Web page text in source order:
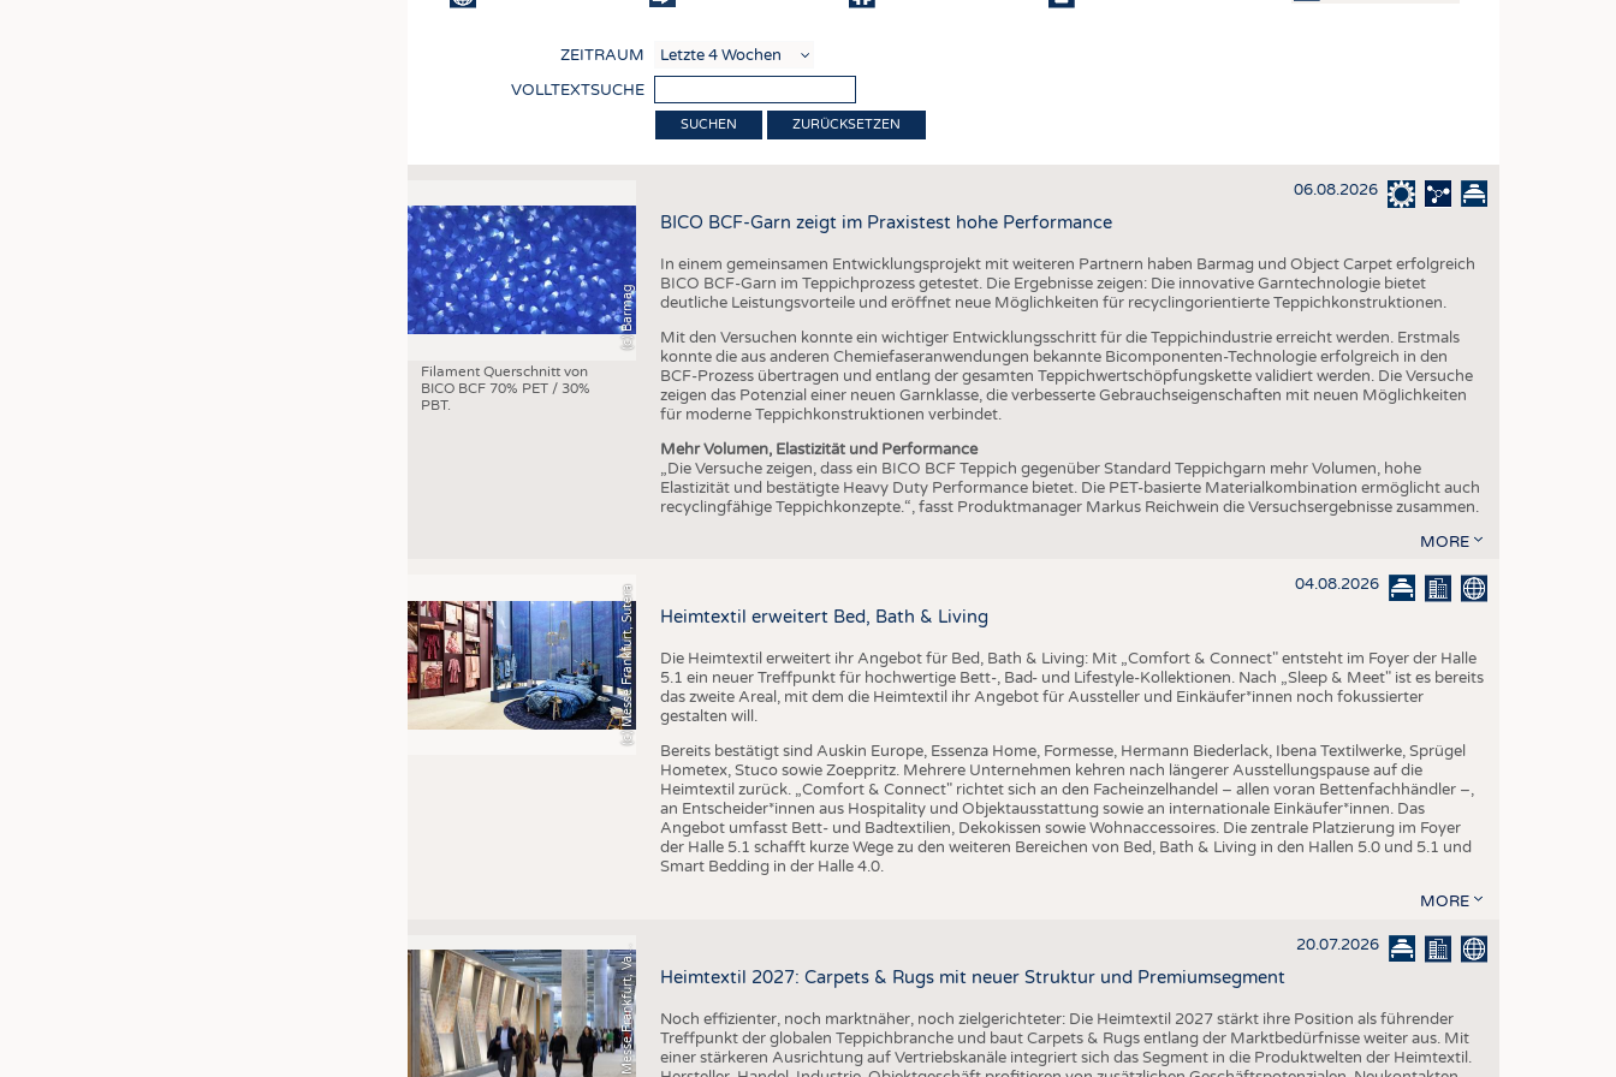
NACHHALTIGKEIT
KREISLAUFWIRTSCHAFT
TECHNISCHE TEXTILIEN
SMART TEXTILES
MEDIZIN
BEKLEIDUNG
TESTS
KRÜGER PERSONAL HEADHUNTING
PRAKTIKA & AUSBILDUNGEN
AUSSCHREIBUNGEN
DTV AUSSCHREIBUNGSDIENST
DAUNENCHECK
TERMINE
ZEITRAUM
VOLLTEXTSUCHE
ZURÜCKSETZEN
(c) Barmag
Filament Querschnitt von
BICO BCF 70% PET / 30%
PBT.
06.08.2026
BICO BCF-Garn zeigt im Praxistest hohe Performance
In einem gemeinsamen Entwicklungsprojekt mit weiteren Partnern haben Barmag und Object Carpet erfolgreich
BICO BCF-Garn im Teppichprozess getestet. Die Ergebnisse zeigen: Die innovative Garntechnologie bietet
deutliche Leistungsvorteile und eröffnet neue Möglichkeiten für recyclingorientierte Teppichkonstruktionen.
Mit den Versuchen konnte ein wichtiger Entwicklungsschritt für die Teppichindustrie erreicht werden. Erstmals
konnte die aus anderen Chemiefaseranwendungen bekannte Bicomponenten-Technologie erfolgreich in den
BCF-Prozess übertragen und entlang der gesamten Teppichwertschöpfungskette validiert werden. Die Versuche
zeigen das Potenzial einer neuen Garnklasse, die verbesserte Gebrauchseigenschaften mit neuen Möglichkeiten
für moderne Teppichkonstruktionen verbindet.
Mehr Volumen, Elastizität und Performance
„Die Versuche zeigen, dass ein BICO BCF Teppich gegenüber Standard Teppichgarn mehr Volumen, hohe
Elastizität und bestätigte Heavy Duty Performance bietet. Die PET-basierte Materialkombination ermöglicht auch
recyclingfähige Teppichkonzepte.“, fasst Produktmanager Markus Reichwein die Versuchsergebnisse zusammen.
MORE
(c) Messe Frankfurt, Sutera 04.08.2026
Heimtextil erweitert Bed, Bath & Living
Die Heimtextil erweitert ihr Angebot für Bed, Bath & Living: Mit „Comfort & Connect" entsteht im Foyer der Halle
5.1 ein neuer Treffpunkt für hochwertige Bett-, Bad- und Lifestyle-Kollektionen. Nach „Sleep & Meet" ist es bereits
das zweite Areal, mit dem die Heimtextil ihr Angebot für Aussteller und Einkäufer*innen noch fokussierter
gestalten will.
Bereits bestätigt sind Auskin Europe, Essenza Home, Formesse, Hermann Biederlack, Ibena Textilwerke, Sprügel
Hometex, Stuco sowie Zoeppritz. Mehrere Unternehmen kehren nach längerer Ausstellungspause auf die
Heimtextil zurück. „Comfort & Connect" richtet sich an den Facheinzelhandel – allen voran Bettenfachhändler –,
an Entscheider*innen aus Hospitality und Objektausstattung sowie an internationale Einkäufer*innen. Das
Angebot umfasst Bett- und Badtextilien, Dekokissen sowie Wohnaccessoires. Die zentrale Platzierung im Foyer
der Halle 5.1 schafft kurze Wege zu den weiteren Bereichen von Bed, Bath & Living in den Hallen 5.0 und 5.1 und
Smart Bedding in der Halle 4.0.
MORE
F
o
t
o
M
e
s
s
e
F
r
a
n
k
f
u
r
t
,
V
a
l
e
n
t
i
n 20.07.2026
Heimtextil 2027: Carpets & Rugs mit neuer Struktur und Premiumsegment
Noch effizienter, noch marktnäher, noch zielgerichteter: Die Heimtextil 2027 stärkt ihre Position als führender
Treffpunkt der globalen Teppichbranche und baut Carpets & Rugs entlang der Marktbedürfnisse weiter aus. Mit
einer stärkeren Ausrichtung auf Vertriebskanäle integriert sich das Segment in die Produktwelten der Heimtextil.